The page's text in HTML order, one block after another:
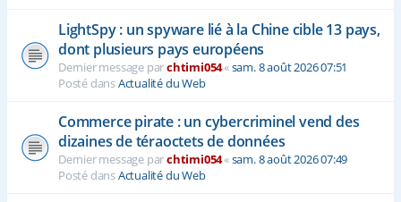
LightSpy : un spyware lié à la Chine cible 13 pays,
dont plusieurs pays européens
Dernier message parchtimi054«sam. 8 août 2026 07:51
Posté dansActualité du Web
Commerce pirate : un cybercriminel vend des
dizaines de téraoctets de données
Dernier message parchtimi054«sam. 8 août 2026 07:49
Posté dansActualité du Web